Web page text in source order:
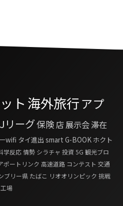
ト 海外旅行アプ
Jリーグ保険店展示会滞在
wifi タイ進出 smart G-BOOK ホクト
学反応情勢 シラチャ 投資 5G 観光ブロ
ポートリンク 高速道路 コンテスト 交通
ブリー県 たばこ リオオリンピック 挑戦
工場